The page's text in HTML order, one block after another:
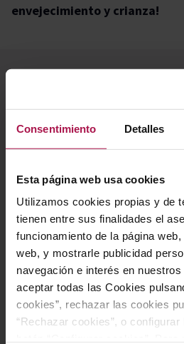
Consentimiento Detalles
Esta página web usa cookies
Utilizamos cookies propias y de
tienen entre sus finalidades el
funcionamiento de la página
web, y mostrarle publicidad
navegación e interés en
aceptar todas las Cookies
cookies”, rechazar las cookies
“Rechazar cookies”, o
envejecimiento y crianza!
Tipos de
Joven